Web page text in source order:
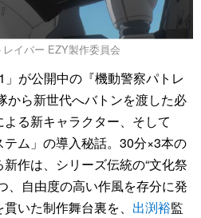
イバー EZY製作委員会
が公開中の『機動警察パトレ
から新世代へバトンを渡した必
よる新キャラクター、そして
テム」の導入秘話。30分×3本の
作は、シリーズ伝統の“文化祭
、自由度の高い作風を存分に発
いた制作舞台裏を、 出渕裕監